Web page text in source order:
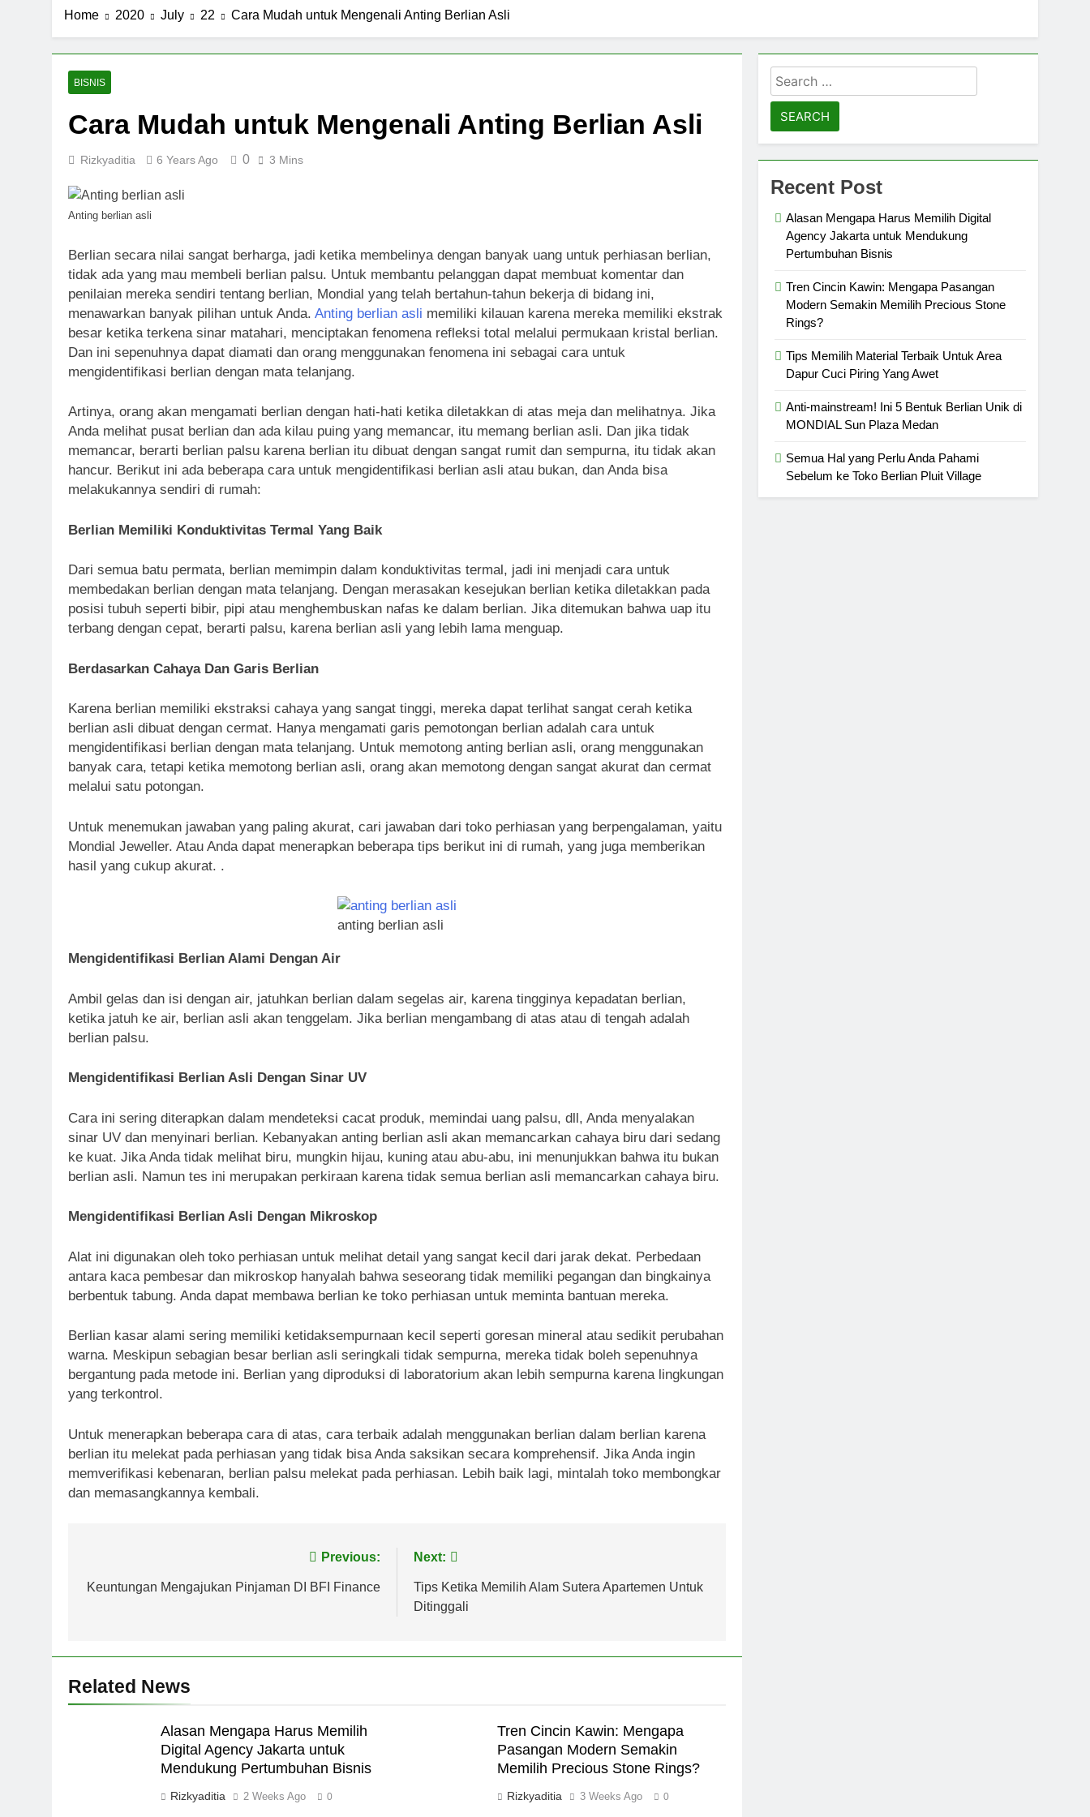
Home 2020 July 22 Cara Mudah untuk Mengenali Anting Berlian Asli
BISNIS
Cara Mudah untuk Mengenali Anting Berlian Asli
Rizkyaditia 6 Years Ago 0 3 Mins
Anting berlian asli
Berlian secara nilai sangat berharga, jadi ketika membelinya dengan banyak uang untuk perhiasan berlian,
tidak ada yang mau membeli berlian palsu. Untuk membantu pelanggan dapat membuat komentar dan
penilaian mereka sendiri tentang berlian, Mondial yang telah bertahun-tahun bekerja di bidang ini,
menawarkan banyak pilihan untuk Anda. Anting berlian asli memiliki kilauan karena mereka memiliki ekstrak
besar ketika terkena sinar matahari, menciptakan fenomena refleksi total melalui permukaan kristal berlian.
Dan ini sepenuhnya dapat diamati dan orang menggunakan fenomena ini sebagai cara untuk
mengidentifikasi berlian dengan mata telanjang.
Artinya, orang akan mengamati berlian dengan hati-hati ketika diletakkan di atas meja dan melihatnya. Jika
Anda melihat pusat berlian dan ada kilau puing yang memancar, itu memang berlian asli. Dan jika tidak
memancar, berarti berlian palsu karena berlian itu dibuat dengan sangat rumit dan sempurna, itu tidak akan
hancur. Berikut ini ada beberapa cara untuk mengidentifikasi berlian asli atau bukan, dan Anda bisa
melakukannya sendiri di rumah:
Berlian Memiliki Konduktivitas Termal Yang Baik
Dari semua batu permata, berlian memimpin dalam konduktivitas termal, jadi ini menjadi cara untuk
membedakan berlian dengan mata telanjang. Dengan merasakan kesejukan berlian ketika diletakkan pada
posisi tubuh seperti bibir, pipi atau menghembuskan nafas ke dalam berlian. Jika ditemukan bahwa uap itu
terbang dengan cepat, berarti palsu, karena berlian asli yang lebih lama menguap.
Berdasarkan Cahaya Dan Garis Berlian
Karena berlian memiliki ekstraksi cahaya yang sangat tinggi, mereka dapat terlihat sangat cerah ketika
berlian asli dibuat dengan cermat. Hanya mengamati garis pemotongan berlian adalah cara untuk
mengidentifikasi berlian dengan mata telanjang. Untuk memotong anting berlian asli, orang menggunakan
banyak cara, tetapi ketika memotong berlian asli, orang akan memotong dengan sangat akurat dan cermat
melalui satu potongan.
Untuk menemukan jawaban yang paling akurat, cari jawaban dari toko perhiasan yang berpengalaman, yaitu
Mondial Jeweller. Atau Anda dapat menerapkan beberapa tips berikut ini di rumah, yang juga memberikan
hasil yang cukup akurat. .
anting berlian asli
Mengidentifikasi Berlian Alami Dengan Air
Ambil gelas dan isi dengan air, jatuhkan berlian dalam segelas air, karena tingginya kepadatan berlian,
ketika jatuh ke air, berlian asli akan tenggelam. Jika berlian mengambang di atas atau di tengah adalah
berlian palsu.
Mengidentifikasi Berlian Asli Dengan Sinar UV
Cara ini sering diterapkan dalam mendeteksi cacat produk, memindai uang palsu, dll, Anda menyalakan
sinar UV dan menyinari berlian. Kebanyakan anting berlian asli akan memancarkan cahaya biru dari sedang
ke kuat. Jika Anda tidak melihat biru, mungkin hijau, kuning atau abu-abu, ini menunjukkan bahwa itu bukan
berlian asli. Namun tes ini merupakan perkiraan karena tidak semua berlian asli memancarkan cahaya biru.
Mengidentifikasi Berlian Asli Dengan Mikroskop
Alat ini digunakan oleh toko perhiasan untuk melihat detail yang sangat kecil dari jarak dekat. Perbedaan
antara kaca pembesar dan mikroskop hanyalah bahwa seseorang tidak memiliki pegangan dan bingkainya
berbentuk tabung. Anda dapat membawa berlian ke toko perhiasan untuk meminta bantuan mereka.
Berlian kasar alami sering memiliki ketidaksempurnaan kecil seperti goresan mineral atau sedikit perubahan
warna. Meskipun sebagian besar berlian asli seringkali tidak sempurna, mereka tidak boleh sepenuhnya
bergantung pada metode ini. Berlian yang diproduksi di laboratorium akan lebih sempurna karena lingkungan
yang terkontrol.
Untuk menerapkan beberapa cara di atas, cara terbaik adalah menggunakan berlian dalam berlian karena
berlian itu melekat pada perhiasan yang tidak bisa Anda saksikan secara komprehensif. Jika Anda ingin
memverifikasi kebenaran, berlian palsu melekat pada perhiasan. Lebih baik lagi, mintalah toko membongkar
dan memasangkannya kembali.
navigation
Previous:
Keuntungan Mengajukan Pinjaman DI BFI Finance
Next:
Tips Ketika Memilih Alam Sutera Apartemen Untuk
Ditinggali
Related News
Alasan Mengapa Harus Memilih
Digital Agency Jakarta untuk
Mendukung Pertumbuhan Bisnis
Rizkyaditia 2 Weeks Ago 0
Tren Cincin Kawin: Mengapa
Pasangan Modern Semakin
Memilih Precious Stone Rings?
Rizkyaditia 3 Weeks Ago 0
Search
for:
Recent Post
Alasan Mengapa Harus Memilih Digital
Agency Jakarta untuk Mendukung
Pertumbuhan Bisnis
Tren Cincin Kawin: Mengapa Pasangan
Modern Semakin Memilih Precious Stone
Rings?
Tips Memilih Material Terbaik Untuk Area
Dapur Cuci Piring Yang Awet
Anti-mainstream! Ini 5 Bentuk Berlian Unik di
MONDIAL Sun Plaza Medan
Semua Hal yang Perlu Anda Pahami
Sebelum ke Toko Berlian Pluit Village